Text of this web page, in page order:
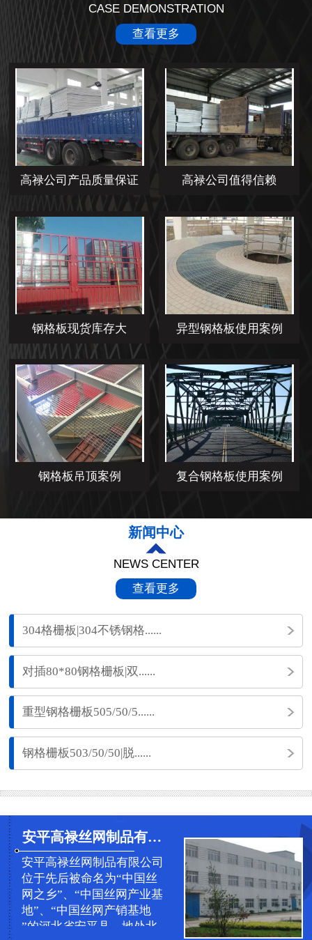
CASE DEMONSTRATION
查看更多
高禄公司产品质量保证 高禄公司值得信赖
钢格板现货库存大 异型钢格板使用案例
钢格板吊顶案例 复合钢格板使用案例
新闻中心
NEWS CENTER
查看更多
304格栅板|304不锈钢格......
对插80*80钢格栅板|双......
重型钢格栅板505/50/5......
钢格栅板503/50/50|脱......
安平高禄丝网制品有限公司
安平高禄丝网制品有限公司
位于先后被命名为“中国丝
网之乡”、“中国丝网产业基
地”、“中国丝网产销基地
”的河北省安平县，地处北